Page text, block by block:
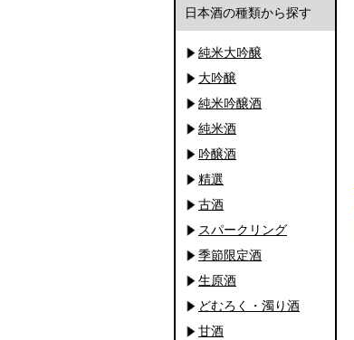
日本酒の種類から探す
純米大吟醸
大吟醸
純米吟醸酒
純米酒
吟醸酒
精選
古酒
スパークリング
季節限定酒
生原酒
どむろく・濁り酒
甘酒